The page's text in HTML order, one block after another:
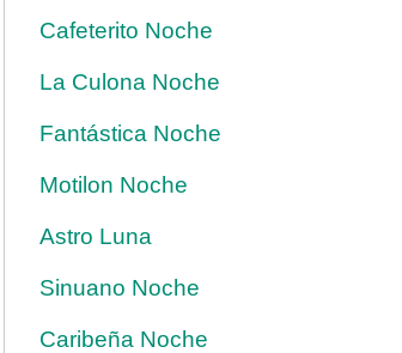
Cafeterito Noche
La Culona Noche
Fantástica Noche
Motilon Noche
Astro Luna
Sinuano Noche
Caribeña Noche